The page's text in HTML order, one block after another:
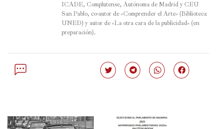
ICADE, Complutense, Autónoma de Madrid y CEU
San Pablo, co-autor de «Comprender el Arte» (Biblioteca
UNED) y autor de «La otra cara de la publicidad» (en
preparación).
Haz Haz
(Se
abre
Haz
(Se
abre
Haz